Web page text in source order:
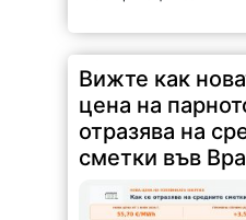
Вижте как
цена на
отразява на
сметки във